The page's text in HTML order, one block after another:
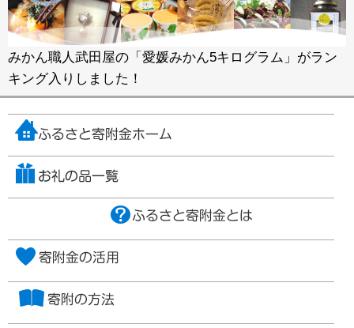
みかん職人武田屋の「愛媛みかん5キログラム」がラン
キング入りしました！